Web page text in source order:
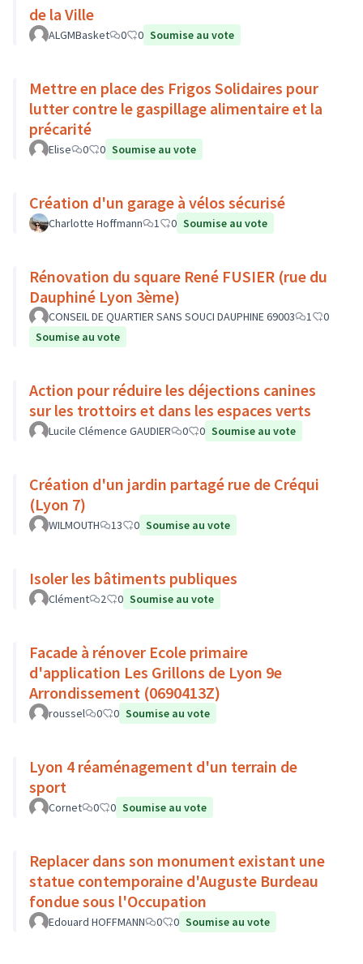
de la Ville
ALGMBasket 0 0 Soumise au vote
Mettre en place des Frigos Solidaires pour
lutter contre le gaspillage alimentaire et la
précarité
Elise 0 0 Soumise au vote
Création d'un garage à vélos sécurisé
Charlotte Hoffmann 1 0 Soumise au vote
Rénovation du square René FUSIER (rue du
Dauphiné Lyon 3ème)
CONSEIL DE QUARTIER SANS SOUCI DAUPHINE 69003 1
0
Soumise au vote
Action pour réduire les déjections canines
sur les trottoirs et dans les espaces verts
Lucile Clémence GAUDIER 0 0 Soumise au vote
Création d'un jardin partagé rue de Créqui
(Lyon 7)
WILMOUTH 13 0 Soumise au vote
Isoler les bâtiments publiques
Clément 2 0 Soumise au vote
Facade à rénover Ecole primaire
d'application Les Grillons de Lyon 9e
Arrondissement (0690413Z)
roussel 0 0 Soumise au vote
Lyon 4 réaménagement d'un terrain de
sport
Cornet 0 0 Soumise au vote
Replacer dans son monument existant une
statue contemporaine d'Auguste Burdeau
fondue sous l'Occupation
Edouard HOFFMANN 0 0 Soumise au vote